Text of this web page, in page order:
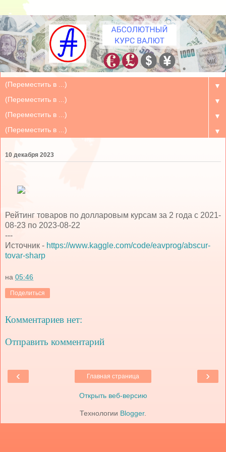
▼
▼
▼
▼
10 декабря 2023
Рейтинг товаров по долларовым курсам за 2 года c 2021-
08-23 по 2023-08-22
---
Источник - https://www.kaggle.com/code/eavprog/abscur-
tovar-sharp
на 05:46
Поделиться
Комментариев нет:
Отправить комментарий
‹ ›
Главная страница
Открыть веб-версию
Технологии Blogger.